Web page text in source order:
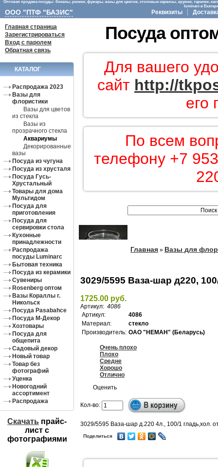
Оптовая продажа посуды: бокалы, рюмки, фужеры, вазы для цветов, столовые сервизы, кружки, тарелки,
luminarc в
ООО "ПТФ "БАЗИС" Реквизиты
Главная страница
Зарегистрироваться
Вход с паролем
Обратная связь
КАТАЛОГ
Распродажа 2023
Вазы для
флористики
Вазы для цветов
из стекла
Вазы из
прозрачного стекла
Аквариумы
Декорированные
вазы
Посуда из чугуна
Посуда из хрусталя
Посуда Гусь-
Хрустальный
Товары для дома
Мультидом
Посуда для
приготовления
Посуда для
сервировки стола
Кухонные
принадлежности
Распродажа
посуды Luminarc
Бытовая техника
Посуда из керамики
Сувениры
Rosenberg оптом
Вазы Кораллы г.
Никольск
Посуда Pasabahce
Посуда М-Декор
Хозтовары
Посуда для
общепита
Садовый декор
Новый товар
Товар без
фотографий
Уценка
Новогодний
ассортимент
Распродажа
Скачать прайс-
лист c
фотографиями
Посуда
Для вашего
сайт http://
его
По всем
телефону +7
Главная » Вазы для
3029/5595 Ваза-шар д220,
1725.00 руб.
Артикул: 4086
Артикул:
4086
Материал:
стекло
Производитель: ОАО "НЕМАН" (Беларусь)
Очень плохо
Плохо
Средне
Хорошо
Отлично
Оценить
Кол-во:
3029/5595 Ваза-шар д.220 4л., 100/1 гладь,хол.
Поделиться